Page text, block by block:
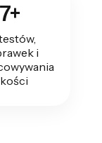
7+
i